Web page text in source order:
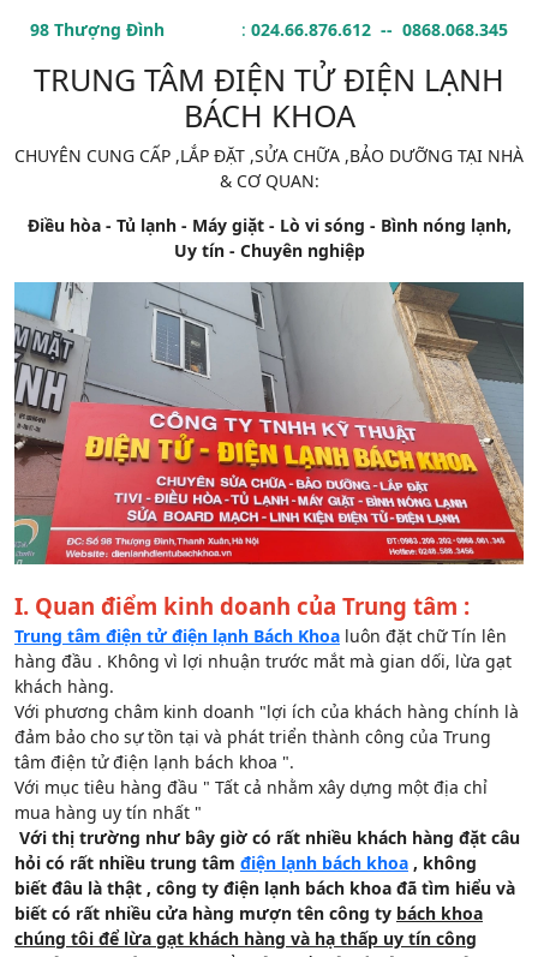
98 Thượng Đình
: 024.66.876.612 -- 0868.068.345
TRUNG TÂM ĐIỆN TỬ ĐIỆN LẠNH
BÁCH KHOA
CHUYÊN CUNG CẤP ,LẮP ĐẶT ,SỬA CHỮA ,BẢO DƯỠNG TẠI NHÀ
& CƠ QUAN:
Điều hòa - Tủ lạnh - Máy giặt - Lò vi sóng - Bình nóng lạnh,
Uy tín - Chuyên nghiệp
I. Quan điểm kinh doanh của Trung tâm :
Trung tâm điện tử điện lạnh Bách Khoa luôn đặt chữ Tín lên
hàng đầu . Không vì lợi nhuận trước mắt mà gian dối, lừa gạt
khách hàng.
Với phương châm kinh doanh "lợi ích của khách hàng chính là
đảm bảo cho sự tồn tại và phát triển thành công của Trung
tâm điện tử điện lạnh bách khoa ".
Với mục tiêu hàng đầu " Tất cả nhằm xây dựng một địa chỉ
mua hàng uy tín nhất "
Với thị trường như bây giờ có rất nhiều khách hàng đặt câu
hỏi có rất nhiều trung tâm điện lạnh bách khoa , không
biết đâu là thật , công ty điện lạnh bách khoa đã tìm hiểu và
biết có rất nhiều cửa hàng mượn tên công ty bách khoa
chúng tôi để lừa gạt khách hàng và hạ thấp uy tín công